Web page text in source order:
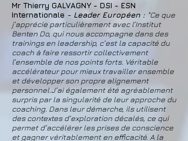
Mr Thierry GALVAGNY - DSI - ESN
Internationale - Leader Européen : "Ce que
j’apprécie particulièrement avec l’Institut
Benten Do, qui nous accompagne dans des
trainings en leadership, c’est la capacité du
coach à faire ressortir collectivement
l’ensemble de nos points forts. Véritable
accélérateur pour mieux travailler ensemble
et développer son propre alignement
personnel.J’ai également été agréablement
surpris par la singularité de leur approche du
coaching. Dans leur démarche, ils utilisent
des contextes d’exploration décalés, ce qui
permet d’accélérer les prises de conscience
et gagner véritablement en efficacité. A la